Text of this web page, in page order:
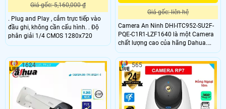
Giá gốc: 5,160,000 ₫
. Plug and Play , cắm trực tiếp vào
đầu ghi, không cần cấu hình. . Độ
phân giải 1/4 CMOS 1280x720
Giá gốc: liên hệ
Camera An Ninh DHI-ITC952-SU2F-
PQE-C1R1-LZF1640 là một Camera
chất lượng cao của hãng Dahua.
Với chất liệu kim loại chắc chắn,
camera này đảm bảo độ bền và độ
tin cậy. Hình ảnh vô cùng sắc nét và
chi tiết với độ phân giải Ultra 4k và
cảm biến 8MP
1624 565